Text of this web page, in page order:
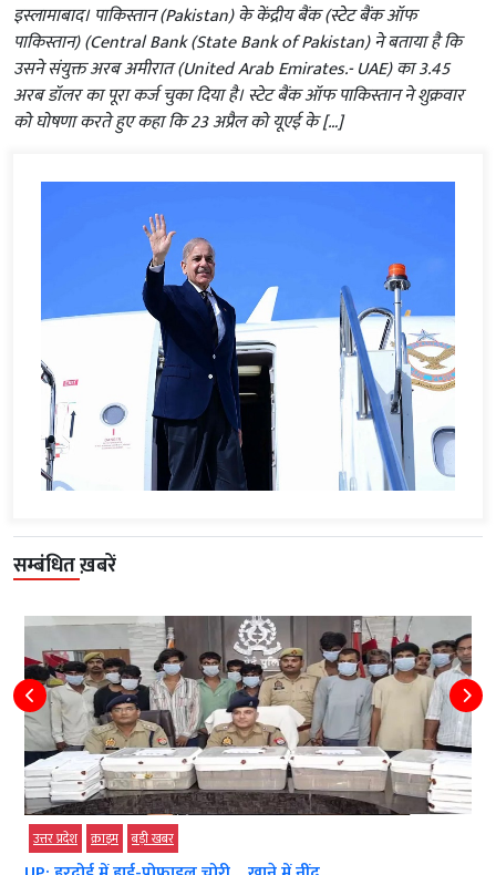
इस्लामाबाद। पाकिस्तान (Pakistan) के केंद्रीय बैंक (स्टेट बैंक ऑफ
पाकिस्तान) (Central Bank (State Bank of Pakistan) ने बताया है कि
उसने संयुक्त अरब अमीरात (United Arab Emirates.- UAE) का 3.45
अरब डॉलर का पूरा कर्ज चुका दिया है। स्टेट बैंक ऑफ पाकिस्तान ने शुक्रवार
को घोषणा करते हुए कहा कि 23 अप्रैल को यूएई के […]
सम्बंधित ख़बरें
उत्तर प्रदेश क्राइम बड़ी खबर